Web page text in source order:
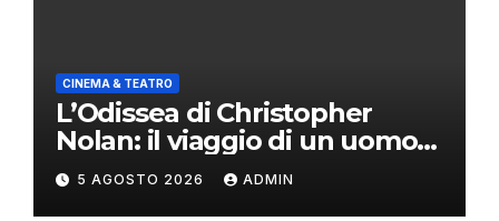
CINEMA & TEATRO
L’Odissea di Christopher
Nolan: il viaggio di un uomo
oltre il mito
5 AGOSTO 2026 ADMIN